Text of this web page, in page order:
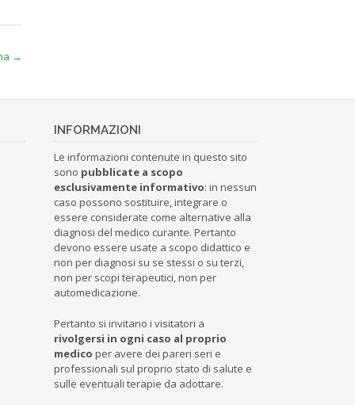
→
INFORMAZIONI
Le informazioni contenute in questo sito
sono pubblicate a scopo
esclusivamente informativo: in nessun
caso possono sostituire, integrare o
essere considerate come alternative alla
diagnosi del medico curante. Pertanto
devono essere usate a scopo didattico e
non per diagnosi su se stessi o su terzi,
non per scopi terapeutici, non per
automedicazione.
Pertanto si invitano i visitatori a
rivolgersi in ogni caso al proprio
medico per avere dei pareri seri e
professionali sul proprio stato di salute e
sulle eventuali terapie da adottare.